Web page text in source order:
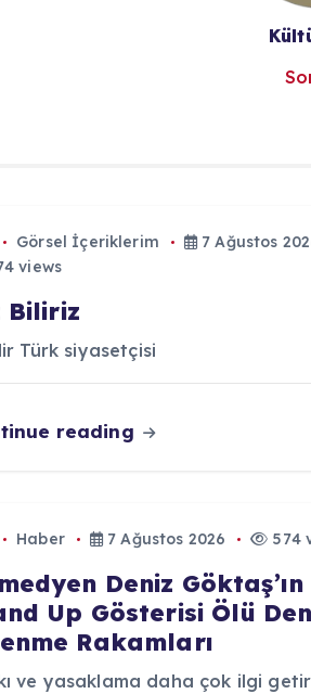
Görsel İçeriklerim
7 Ağustos
views
Biliriz
Türk siyasetçisi
reading
Haber 7 Ağustos 2026 574
Deniz Göktaş’ın
Up Gösterisi Ölü
Rakamları
ve yasaklama daha çok ilgi